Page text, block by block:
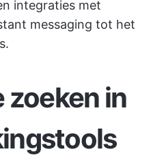
integraties met
messaging tot het
zoeken in